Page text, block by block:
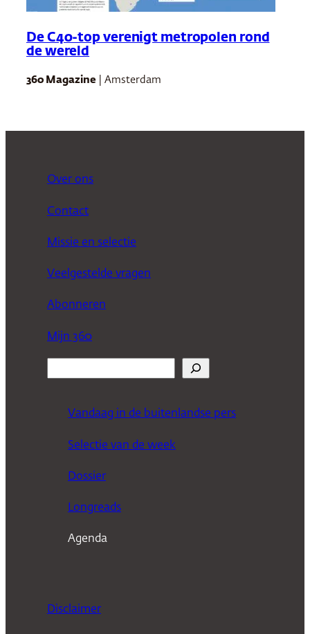
De C40-top verenigt metropolen rond
de wereld
360 Magazine | Amsterdam
Over ons
Contact
Missie en selectie
Veelgestelde vragen
Abonneren
Mijn 360
Vandaag in de buitenlandse pers
Selectie van de week
Dossier
Longreads
Agenda
Disclaimer